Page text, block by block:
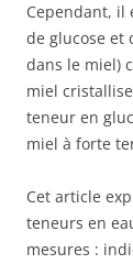
Cependant, il
de glucose et
dans le miel)
miel
teneur en
miel à forte
Cet article
teneurs en
mesures :